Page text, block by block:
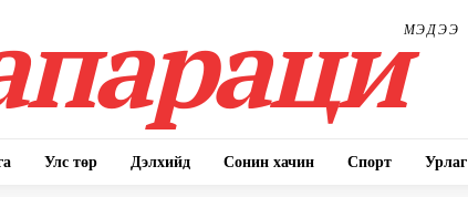
МЭДЭЭ
Улс төр Дэлхийд Сонин хачин Спорт Урлаг